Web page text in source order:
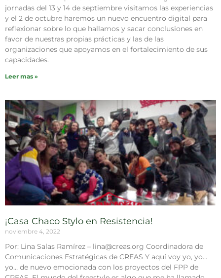
jornadas del 13 y 14 de septiembre visitamos las experiencias
y el 2 de octubre haremos un nuevo encuentro digital para
reflexionar sobre lo que hallamos y sacar conclusiones en
favor de nuestras propias prácticas y las de las
organizaciones que apoyamos en el fortalecimiento de sus
capacidades.
Leer mas »
¡Casa Chaco Stylo en Resistencia!
noviembre 4, 2022
Por: Lina Salas Ramírez – lina@creas.org Coordinadora de
Comunicaciones Estratégicas de CREAS Y aquí voy yo, yo…
yo… de nuevo emocionada con los proyectos del FPP de